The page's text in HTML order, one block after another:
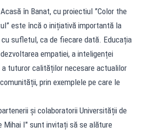
în Banat, cu proiectiul ”Color the
este încă o inițiativă importantă la
sufletul, ca de fiecare dată. Educația
empatiei, a inteligenței
tuturor calităților necesare actualilor
prin exemplele pe care le
și colaboratorii Universității de
Mihai I" sunt invitați să se alăture